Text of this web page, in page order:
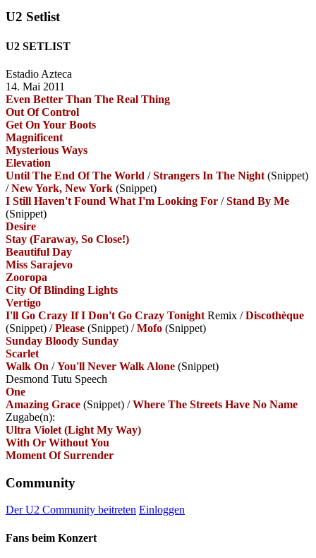
U2 Setlist
U2 SETLIST
Estadio Azteca
14. Mai 2011
Even Better Than The Real Thing
Out Of Control
Get On Your Boots
Magnificent
Mysterious Ways
Elevation
Until The End Of The World /Strangers In The Night (Snippet)
/New York, New York (Snippet)
I Still Haven't Found What I'm Looking For /Stand By Me
(Snippet)
Desire
Stay (Faraway, So Close!)
Beautiful Day
Miss Sarajevo
Zooropa
City Of Blinding Lights
Vertigo
I'll Go Crazy If I Don't Go Crazy Tonight Remix /Discothèque
(Snippet) /Please (Snippet) /Mofo (Snippet)
Sunday Bloody Sunday
Scarlet
Walk On /You'll Never Walk Alone (Snippet)
Desmond Tutu Speech
One
Amazing Grace (Snippet) /Where The Streets Have No Name
Zugabe(n):
Ultra Violet (Light My Way)
With Or Without You
Moment Of Surrender
Community
Der U2 Community beitreten Einloggen
Fans beim Konzert